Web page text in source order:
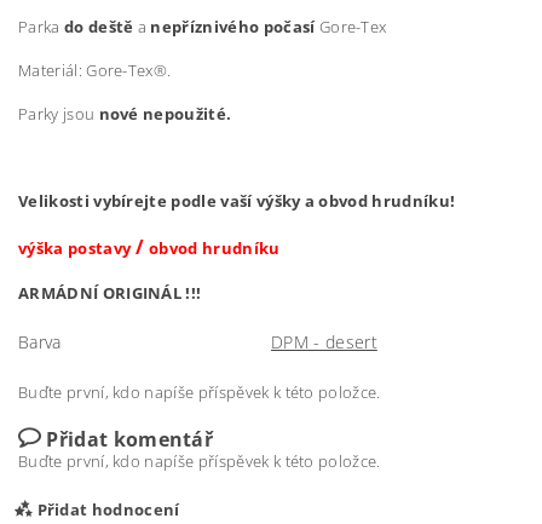
Parka do deště a nepříznivého počasíGore-Tex
Materiál: Gore-Tex®.
Parky jsou nové nepoužité.
Velikosti vybírejte podle vaší výšky a obvod hrudníku!
výška postavy/ obvod hrudníku
ARMÁDNÍ ORIGINÁL !!!
Barva DPM - desert
Buďte první, kdo napíše příspěvek k této položce.
Přidat komentář
Buďte první, kdo napíše příspěvek k této položce.
Přidat hodnocení